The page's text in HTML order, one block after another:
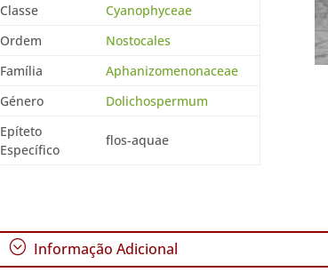
Classe
Cyanophyceae
Ordem
Nostocales
Família
Aphanizomenonaceae
Género
Dolichospermum
Epíteto
Específico
flos-aquae
; Informação Adicional